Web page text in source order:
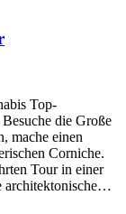
Top-
die Große
mache einen
Corniche.
Tour in einer
architektonische…